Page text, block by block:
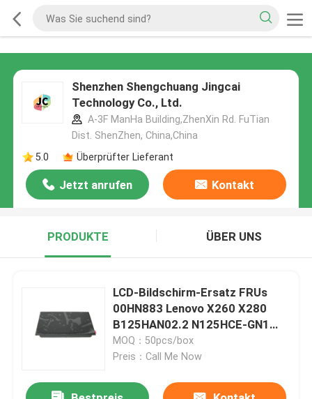
Shenzhen Shengchuang Jingcai
Technology Co., Ltd.
A-3F ManHa Building,ZhenXin Rd. FuTian
Dist. ShenZhen, China,China
5.0
Überprüfter Lieferant
Jetzt anrufen Kontakt
PRODUKTE ÜBER UNS
LCD-Bildschirm-Ersatz FRUs
00HN883 Lenovo X260 X280
B125HAN02.2 N125HCE-GN1
FHD IPS
MOQ：50pcs/box
Preis：Call Me Now